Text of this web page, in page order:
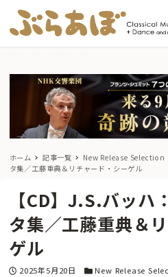
ホーム 記事一覧 New Release Selection
タ集／工藤重典＆リチャード・シーゲル
【CD】J.S.バッハ
タ集／工藤重典＆
ゲル
投稿日
2025年5月20日 カテゴリー
New Release